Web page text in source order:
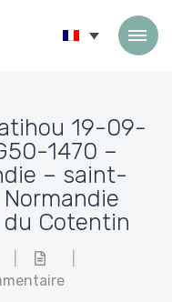
19-09-
1470 –
– saint-
du Cotentin